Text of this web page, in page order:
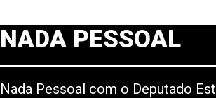
NADA PESSOAL
Nada Pessoal com o Deputado